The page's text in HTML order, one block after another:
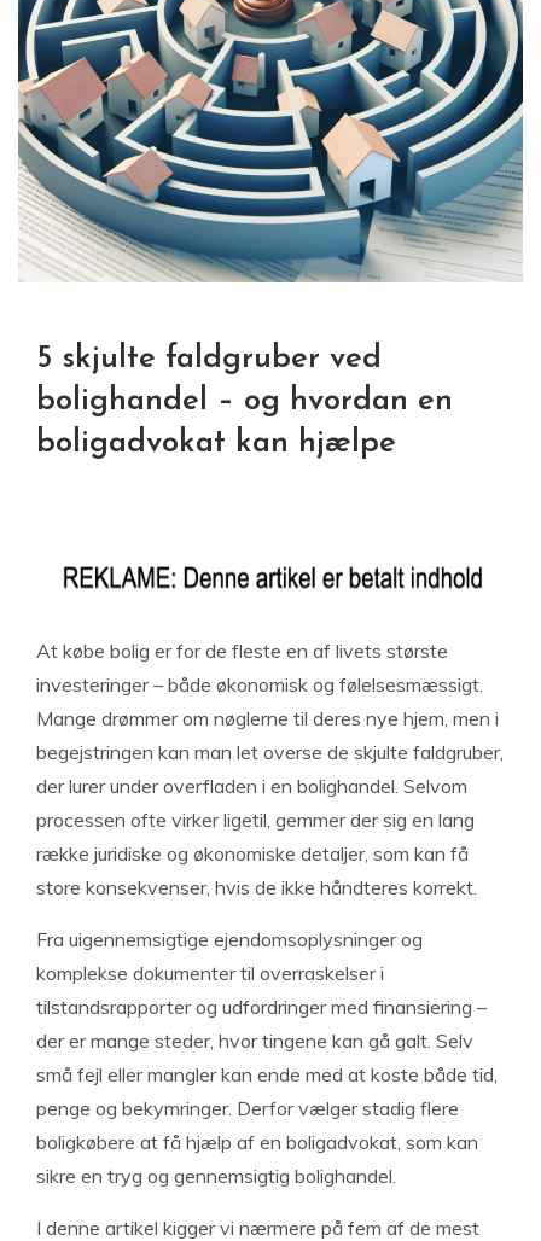
5 skjulte faldgruber ved
bolighandel – og hvordan en
boligadvokat kan hjælpe
At købe bolig er for de fleste en af livets største
investeringer – både økonomisk og følelsesmæssigt.
Mange drømmer om nøglerne til deres nye hjem, men i
begejstringen kan man let overse de skjulte faldgruber,
der lurer under overfladen i en bolighandel. Selvom
processen ofte virker ligetil, gemmer der sig en lang
række juridiske og økonomiske detaljer, som kan få
store konsekvenser, hvis de ikke håndteres korrekt.
Fra uigennemsigtige ejendomsoplysninger og
komplekse dokumenter til overraskelser i
tilstandsrapporter og udfordringer med finansiering –
der er mange steder, hvor tingene kan gå galt. Selv
små fejl eller mangler kan ende med at koste både tid,
penge og bekymringer. Derfor vælger stadig flere
boligkøbere at få hjælp af en boligadvokat, som kan
sikre en tryg og gennemsigtig bolighandel.
I denne artikel kigger vi nærmere på fem af de mest